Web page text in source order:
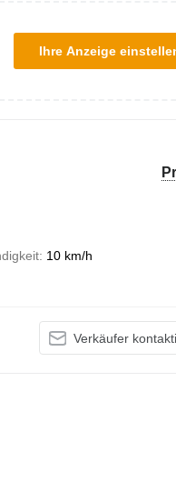
Ihre Anzeige
10 km/h
Verkäufer